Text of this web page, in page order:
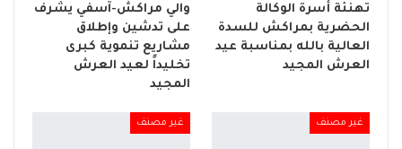
تهنئة أسرة الوكالة
الحضرية بمراكش للسدة
العالية بالله بمناسبة عيد
العرش المجيد
والي مراكش-آسفي يشرف
على تدشين وإطلاق
مشاريع تنموية كبرى
تخليداً لعيد العرش
المجيد
غير مصنف غير مصنف